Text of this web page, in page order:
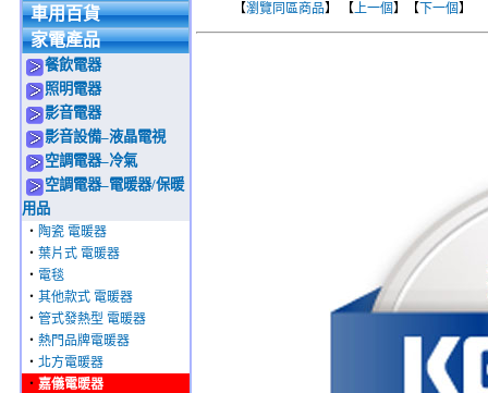
車用百貨
家電產品
餐飲電器
照明電器
影音電器
影音設備–液晶電視
空調電器–冷氣
空調電器–電暖器/保暖
用品
‧ 陶瓷 電暖器
‧ 葉片式 電暖器
‧ 電毯
‧ 其他款式 電暖器
‧ 管式發熱型 電暖器
‧ 熱門品牌電暖器
‧ 北方電暖器
‧ 嘉儀電暖器
【瀏覽同區商品】 【上一個】【 下一個】